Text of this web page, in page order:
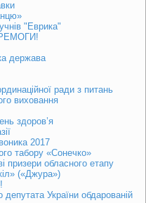
"Еврика"
держава
ради з питань
виховання
здоров’я
2017
табору «Сонечко»
призери обласного етапу
(«Джура»)
України обдарованій